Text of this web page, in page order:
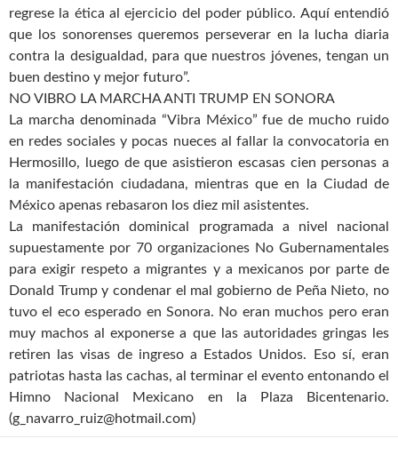
regrese la ética al ejercicio del poder público. Aquí entendió
que los sonorenses queremos perseverar en la lucha diaria
contra la desigualdad, para que nuestros jóvenes, tengan un
buen destino y mejor futuro”.
NO VIBRO LA MARCHA ANTI TRUMP EN SONORA
La marcha denominada “Vibra México” fue de mucho ruido
en redes sociales y pocas nueces al fallar la convocatoria en
Hermosillo, luego de que asistieron escasas cien personas a
la manifestación ciudadana, mientras que en la Ciudad de
México apenas rebasaron los diez mil asistentes.
La manifestación dominical programada a nivel nacional
supuestamente por 70 organizaciones No Gubernamentales
para exigir respeto a migrantes y a mexicanos por parte de
Donald Trump y condenar el mal gobierno de Peña Nieto, no
tuvo el eco esperado en Sonora. No eran muchos pero eran
muy machos al exponerse a que las autoridades gringas les
retiren las visas de ingreso a Estados Unidos. Eso sí, eran
patriotas hasta las cachas, al terminar el evento entonando el
Himno Nacional Mexicano en la Plaza Bicentenario.
(g_navarro_ruiz@hotmail.com)